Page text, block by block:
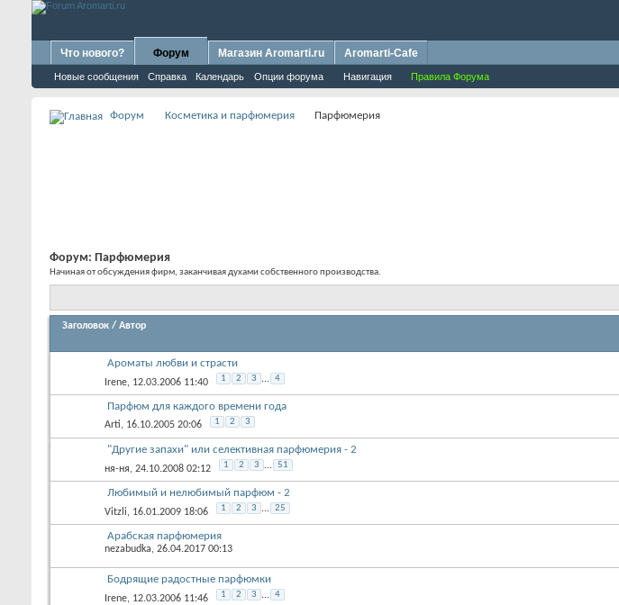
Что нового? Форум
Новые сообщения Справка Календарь Опции форума Навигация Правила Форума
Магазин Aromarti.ru Aromarti-Cafe
Форум Косметика и парфюмерия Парфюмерия
Форум: Парфюмерия
Начиная от обсуждения фирм, заканчивая духами собственного производства.
Заголовок / Автор
Ароматы любви и страсти
Irene, 12.03.2006 11:40 1 2 3 ... 4
Парфюм для каждого времени года
Arti, 16.10.2005 20:06 1 2 3
"Другие запахи" или селективная парфюмерия - 2
ня-ня, 24.10.2008 02:12 1 2 3 ... 51
Любимый и нелюбимый парфюм - 2
Vitzli, 16.01.2009 18:06 1 2 3 ... 25
Арабская парфюмерия
nezabudka, 26.04.2017 00:13
Бодрящие радостные парфюмки
Irene, 12.03.2006 11:46 1 2 3 ... 4